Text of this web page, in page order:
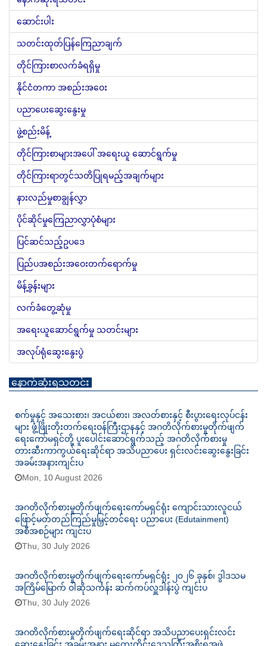
ဆောင်းပါး
သတင်းထုတ်ပြန်ကြေညာချက်
တိုင်ကြားစာလက်ခံရရှိမှု
နိုင်ငံတကာ အစည်းအဝေး
ပညာပေးဆွေးနွေးမှု
ဖွဲ့စည်းမိန့်
တိုင်ကြားစာများအပေါ် အရေးယူ ဆောင်ရွက်မှု
တိုင်ကြားရာတွင်သတိပြုရမည့်အချက်များ
နားလည်မှုစာချွန်လွှာ
ပိုင်ဆိုင်မှုကြေညာလွှာပုံစံများ
ပြင်ဆင်သည့်ဥပဒေ
ပြည်ပအစည်းအဝေးတက်ရောက်မှု
မိန့်ခွန်းများ
လက်ခံတွေ့ဆုံမှု
အရေးယူဆောင်ရွက်မှု သတင်းများ
အလုပ်ရုံဆွေးနွေးပွဲ
နောက်ဆုံးရသတင်း
စက်မှုနှင့် အသေးစား၊ အငယ်စား၊ အလတ်စားနှင့် စီးပွားရေးလုပ်ငန်း
များ ဖွံ့ဖြိုးတိုးတက်ရေးဝန်ကြီးဌာနနှင့် အဂတိလိုက်စားမှုတိုက်ဖျက်
ရေးကော်မရှင်တို့ ပူးပေါင်းဆောင်ရွက်သည့် အဂတိလိုက်စားမှု
တားဆီးကာကွယ်ရေးဆိုင်ရာ အသိပညာပေး ရှင်းလင်းဆွေးနွေးခြင်း
အခမ်းအနားကျင်းပ
Mon, 10 August 2026
အဂတိလိုက်စားမှုတိုက်ဖျက်ရေးကော်မရှင်ရုံး ကျောင်းသားလူငယ်
ဖြောင့်မတ်တည်ကြည်မှုမြှင့်တင်ရေး ပညာပေး (Edutainment)
အစီအစဉ်များ ကျင်းပ
Thu, 30 July 2026
အဂတိလိုက်စားမှုတိုက်ဖျက်ရေးကော်မရှင်ရုံး ၂၀၂၆ ခုနှစ်၊ ဒွါဒသမ
အကြိမ်မြောက် ဝါဆိုသင်္ကန်း ဆက်ကပ်လှူဒါန်းပွဲ ကျင်းပ
Thu, 30 July 2026
အဂတိလိုက်စားမှုတိုက်ဖျက်ရေးဆိုင်ရာ အသိပညာပေးရှင်းလင်း